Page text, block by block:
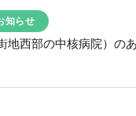
知らせ
地西部の中核病院）の